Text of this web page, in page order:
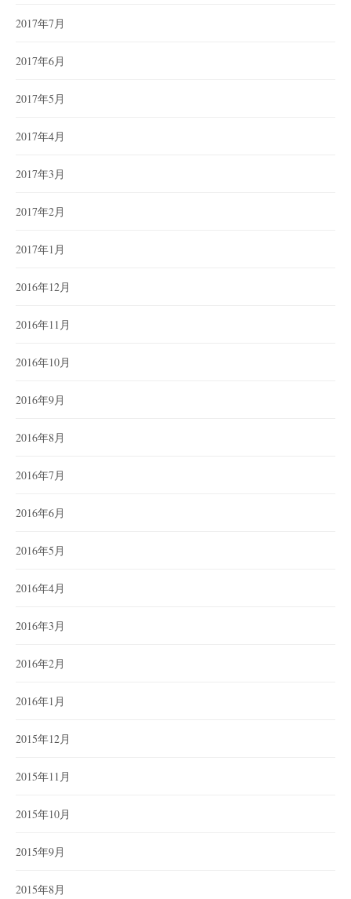
2017年7月
2017年6月
2017年5月
2017年4月
2017年3月
2017年2月
2017年1月
2016年12月
2016年11月
2016年10月
2016年9月
2016年8月
2016年7月
2016年6月
2016年5月
2016年4月
2016年3月
2016年2月
2016年1月
2015年12月
2015年11月
2015年10月
2015年9月
2015年8月